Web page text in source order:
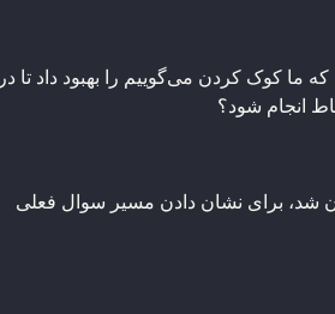
ما کوک کردن می‌گوییم را بهبود داد تا در
انجام شود؟
شد، برای نشان دادن مسیر سوال فعلی